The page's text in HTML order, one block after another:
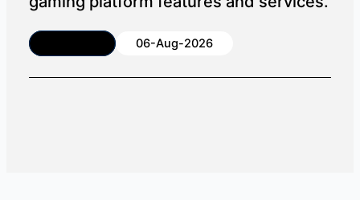
06-Aug-2026